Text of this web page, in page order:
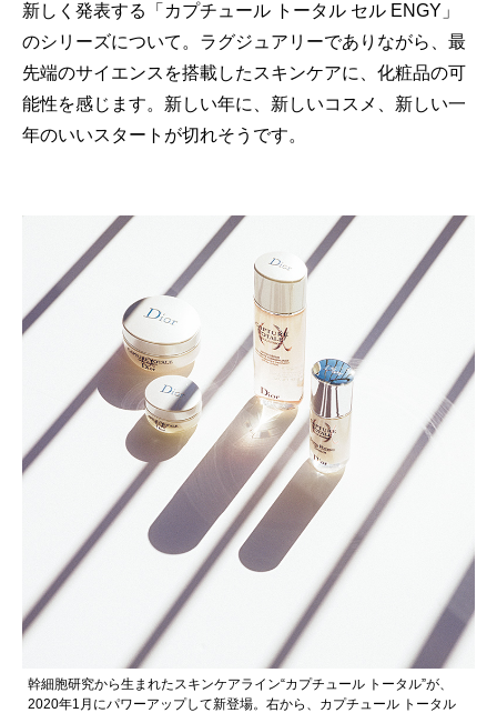
新しく発表する「カプチュール トータル セル ENGY」
のシリーズについて。ラグジュアリーでありながら、最
先端のサイエンスを搭載したスキンケアに、化粧品の可
能性を感じます。新しい年に、新しいコスメ、新しい一
年のいいスタートが切れそうです。
幹細胞研究から生まれたスキンケアライン“カプチュール トータル”が、
2020年1月にパワーアップして新登場。右から、カプチュール トータル